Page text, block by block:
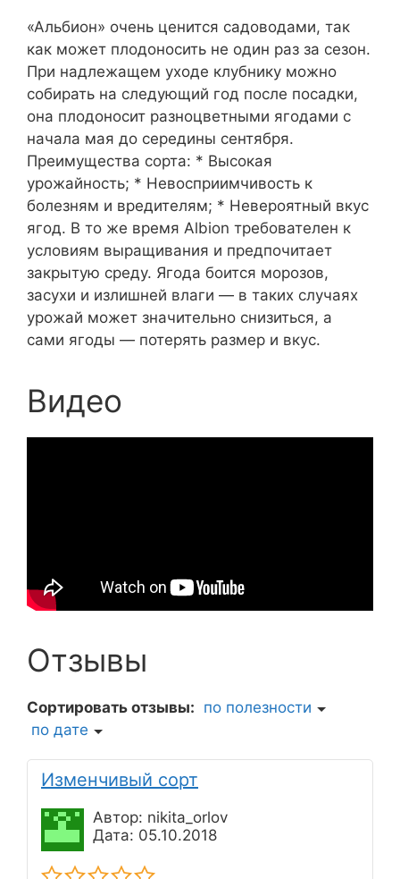
«Альбион» очень ценится садоводами, так
как может плодоносить не один раз за сезон.
При надлежащем уходе клубнику можно
собирать на следующий год после посадки,
она плодоносит разноцветными ягодами с
начала мая до середины сентября.
Преимущества сорта: * Высокая
урожайность; * Невосприимчивость к
болезням и вредителям; * Невероятный вкус
ягод. В то же время Albion требователен к
условиям выращивания и предпочитает
закрытую среду. Ягода боится морозов,
засухи и излишней влаги — в таких случаях
урожай может значительно снизиться, а
сами ягоды — потерять размер и вкус.
Видео
Отзывы
Сортировать отзывы: по полезности
по дате
Изменчивый сорт
Автор: nikita_orlov
Дата: 05.10.2018